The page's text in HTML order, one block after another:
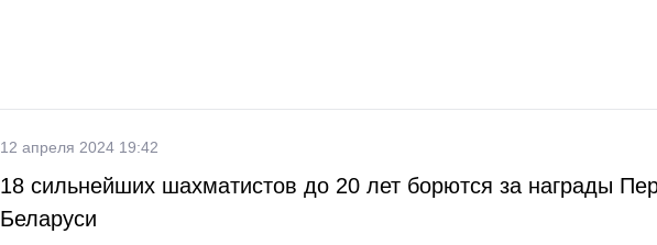
12 апреля 2024 19:42
18 сильнейших шахматистов до 20 лет борются за награды
Беларуси